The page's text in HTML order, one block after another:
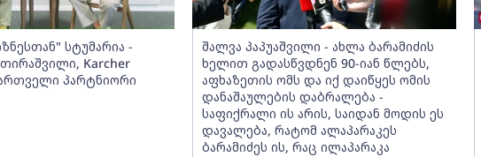
სტუმარია -
Karcher
პარტნიორი
შალვა პაპუაშვილი - ახლა ბარამიძის
ხელით გადასწვდნენ 90-იან წლებს,
აფხაზეთის ომს და იქ დაიწყეს ომის
დანაშაულების დაბრალება -
საფიქრალი ის არის, საიდან მოდის ეს
დავალება, რატომ ალაპარაკეს
ბარამიძეს ის, რაც ილაპარაკა